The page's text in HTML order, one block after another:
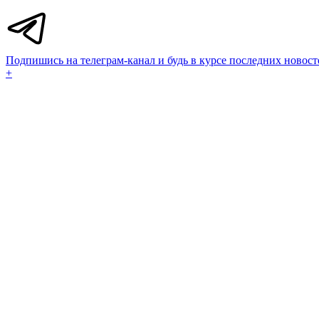
Подпишись на телеграм-канал и будь в курсе последних
+